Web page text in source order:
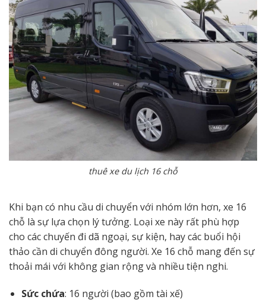
thuê xe du lịch 16 chỗ
Khi bạn có nhu cầu di chuyển với nhóm lớn hơn, xe 16
chỗ là sự lựa chọn lý tưởng. Loại xe này rất phù hợp
cho các chuyến đi dã ngoại, sự kiện, hay các buổi hội
thảo cần di chuyển đông người. Xe 16 chỗ mang đến sự
thoải mái với không gian rộng và nhiều tiện nghi.
Sức chứa: 16 người (bao gồm tài xế)